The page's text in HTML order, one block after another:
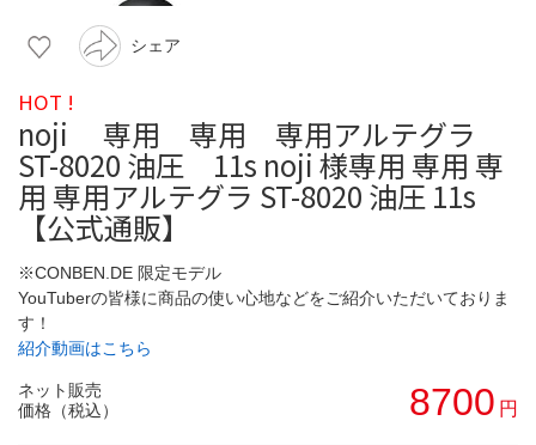
シェア
HOT !
noji 専用 専用 専用アルテグラ
ST-8020 油圧 11s noji 様専用 専用 専
用 専用アルテグラ ST-8020 油圧 11s
【公式通販】
※CONBEN.DE 限定モデル
YouTuberの皆様に商品の使い心地などをご紹介いただいておりま
す！
紹介動画はこちら
ネット販売
価格（税込）
8700 円